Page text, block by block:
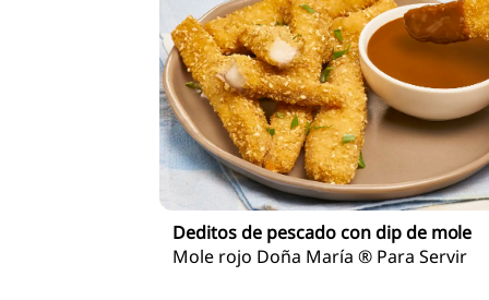
Deditos de pescado con dip de mole
Mole rojo Doña María ® Para Servir